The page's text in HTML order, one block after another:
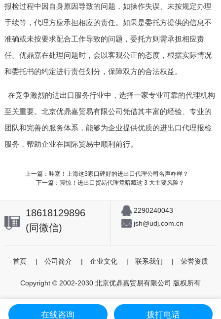
报检过程中因自身原因导致的问题，如操作失误、未按规定办理
手续等，代理方应承担相应的责任。如果是委托方提供的信息不
准确或未按要求配合工作导致的问题，委托方则需承担相应责
任。优鼎嘉在处理问题时，会以客观公正的态度，根据实际情况
和委托书的约定进行责任划分，保障双方的合法权益。
在竞争激烈的进出口服务行业中，选择一家专业可靠的代理机构
至关重要。北京优鼎嘉贸易有限公司凭借其丰富的经验、专业的
团队和完善的服务体系，能够为企业提供优质的进出口代理报检
服务，帮助企业在国际贸易中顺利前行。
上一篇：哇塞！上海这3家口碑好的进出口代理公司名声咋样？
下一篇：震惊！进出口贸易代理竟暗藏这 3 大主要风险？
18618129896
(同微信)
2290240043
jsh@udj.com.cn
首页 | 公司简介 | 企业文化 | 联系我们 | 荣誉资质
Copyright © 2002-2030 北京优鼎嘉贸易有限公司 版权所有
在线咨询 拨打电话